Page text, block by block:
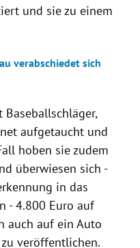
und sie zu einem
verabschiedet sich
aufgetaucht und
hoben sie zudem
überwiesen sich -
in das
- 4.800 Euro auf
auch auf ein Auto
veröffentlichen.